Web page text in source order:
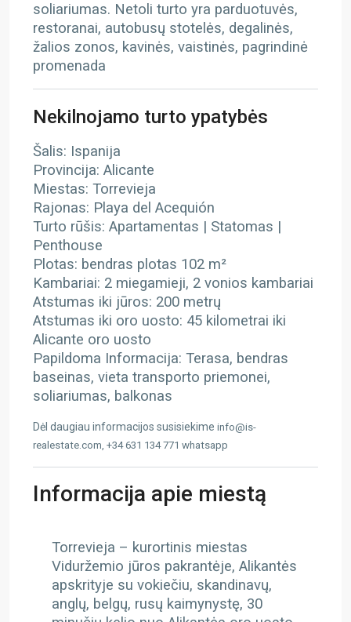
soliariumas. Netoli turto yra parduotuvės,
restoranai, autobusų stotelės, degalinės,
žalios zonos, kavinės, vaistinės, pagrindinė
promenada
Nekilnojamo turto ypatybės
Šalis: Ispanija
Provincija: Alicante
Miestas: Torrevieja
Rajonas: Playa del Acequión
Turto rūšis: Apartamentas | Statomas |
Penthouse
Plotas: bendras plotas 102 m²
Kambariai: 2 miegamieji, 2 vonios kambariai
Atstumas iki jūros: 200 metrų
Atstumas iki oro uosto: 45 kilometrai iki
Alicante oro uosto
Papildoma Informacija: Terasa, bendras
baseinas, vieta transporto priemonei,
soliariumas, balkonas
Dėl daugiau informacijos susisiekime info@is-
realestate.com, +34 631 134 771 whatsapp
Informacija apie miestą
Torrevieja – kurortinis miestas
Viduržemio jūros pakrantėje, Alikantės
apskrityje su vokiečiu, skandinavų,
anglų, belgų, rusų kaimynystę, 30